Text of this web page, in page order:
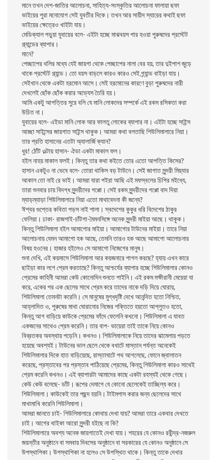
মানে তখন দেশ-জাতির আলোচনা, সাহিত্য-সংস্কৃতির আলোচনা ফালায়া ছফা
ভাইয়ের পুরা মনোযোগ সেই যুবতীর দিকে। তখন আর সায়ীদ স্যারের কথাই ছফা
ভাইয়ের ক্ষেত্রেও খাইটা যায়।
মেডিক্যাল পড়ুয়া যুবায়ের বলে- এইটা হচ্ছে মাঝবয়স পার হওয়া পুরুষদের প্রস্টেট
গ্ল্যান্ডের ব্যাপার।
মানে?
পেচ্ছাপের থলির মধ্যে যেই জায়গা থেকে পেচ্ছাপের নালা বের হয়, তার দুইপাশ জুড়ে
থাকে প্রস্টেট গ্ল্যান্ড। তো বয়স বাড়লে কারও কারও সেই গ্র্যান্ড বাইড়া যায়।
সেইখান থেকে একটা হরমোন আসে। সেই হরমোনের কারণে বুড়া পুরুষদের নারী
দেখলেই ছোঁক ছোঁক করার অভ্যেস তৈরি হয়।
আমি একটু আপত্তির সুরে বলি যে মানি লোকদের সম্পর্কে এই রকম রসিকতা করা
উচিত না।
যুবায়ের বলে- এইডা মানি লোক আর ফালতু লোকের ব্যাপার না। এইটা হচ্ছে সাইন্স
আচ্ছা সাইন্সের জায়গাত সাইন্স থাকুক। আমরা কথা বলতাছি শিউলিমালারে নিয়া।
তার প্রতি হাসানের এতটা অ্যালার্জি ক্যান?
ধুর! ঠোঁট ওল্টায় হাসান- ঐডা একটা মাকাল ফল।
হইল নাহয় মাকাল ফলই। কিন্তু তার কথা কইতে তোর এতো আপত্তি কিসের?
হাসান একটুও না ভেবে বলে- তোরা থাকিস বড় টাউনে। সেই জাগাত সুন্দরী মিয়্যার
আকাল তো নাই রে ভাই। আমরা যারা পইরা আছি এই মফস্বলের চিপির মইধ্যে,
তারা শুনবার চায় বিদগ্ধ সুন্দরীদের গপ্পো। সেই রকম সুন্দরীদের গপ্পো বাদ দিয়া
ম্যাড়ম্যাড়া শিউলিমালারে নিয়া এতো মাথাবেদনা কী জন্যে?
ঈশ্বর গুপ্তের কবিতা পড়স নাই শালা। স্বদেশের কুকুর ধরি বিদেশের ঠাকুর
ফেলিয়া। ঢাকা- রাজশাই-চাঁটগা-মৈমনসিঙ্গে অনেক সুন্দরী মাইয়া আছে। থাকুক।
কিন্তু শিউলিমালা হইল আমাগোর মাইয়া। আমাগোর টাউনের মাইয়া। তারে নিয়া
আলোচনায় যেমন আমাগো হক আছে, তেমনি তারও হক আছে আমাগো আলোচনার
বিষয় হওনের। হাজার হইলেও সে আমাগো নিজেগের মানুষ।
শুনা দেখি, এই কয়মাসে শিউলিমালা আর কয়জনারে পাগল করছে? হ্যায় এখন কারে
ছাইড়া কার লগে প্রেম করতাছে? কিন্তু আশ্চর্যের ব্যাপার হচ্ছে শিউলিমালার কোনও
প্রেমের কাহিনী আমরা কেউ কোনোদিন শুনতে পাইনি। এই রকম মক্ষীরানী মেয়েরা যা
করে, একের পর এক ছেলের সাথে প্রেম করে তাদের নাকে দড়ি দিয়ে ঘোরায়,
শিউলিমালা তেমনটা করেনি। সে মানুষের মুগ্ধদৃষ্টি দেখে আনন্দিত হতো নিশ্চিত,
আহ্লাদিত ও, পুরুষের মাথা ঘোরানোর নিজের শক্তিতে হয়তো আপ্লুতও হতো,
কিন্তু আগ বাড়িয়ে কাউকে প্রেমের ফাঁদে ফেলেনি কখনো। শিউলিমালা এ যাবত
একজনের সাথেও প্রেম করেনি। তার বাপ- ভায়েরা তাই তাকে নিয়ে কোনও
বিব্রতকর অবস্থায় পড়েনি। কখনও। শিউলিমালাকে নিয়ে তাদের ঝামেলায় পড়তে
হয়েছে অবশ্যই। টাউনের ভাল ছেলে থেকে বখাটে মাস্তান পর্যন্ত অনেকেই
শিউলিমালার দিকে হাত বাড়িয়েছে, রাস্তাঘাটে পথ আগলেছে, ফোনে জ্বালাতন
করেছে, প্রস্তাবের পর প্রস্তাব পাঠিয়েছে প্রেমের, কিন্তু শিউলিমালা কারও সাথেই
প্রেম করেনি কখনও। এই ব্যাপারটা আমাদের কাছে একটা রহস্যই থেকে গেছে।
কেউ কেউ বলেছে- ডাঁট। রূপের দেমাগে যে কোনো ছেলেকেই তাচ্ছিল্য করে।
শিউলিমালা। কাউকেই তার পছন্দ হয়নি। টাইমপাস করার জন্য ছেলেদের সাথে
মাখামাখি করেনি শিউলিমালা।
আমরা জানতে চাই- শিউলিমালারে কোথায় দেখা যায়? আমরা তারে একবার দেখতে
চাই। আগের থাইকা আরো সুন্দরী হইছে না কি?
শিউলিমালারে অবশ্য অনেক জায়গাতেই দেখা যায়। শহরের যে কোনও রবীন্দ্র-নজরুল
জয়ন্তীর অনুষ্ঠানে বা সমবায় দিবসের অনুষ্ঠানে বা সরকারের যে কোনও অনুষ্ঠানে সে
উপস্থাপিকা। উপস্থাপিকা না হলেও সে উপস্থিত থাকে। কিন্তু তাকে দেখার